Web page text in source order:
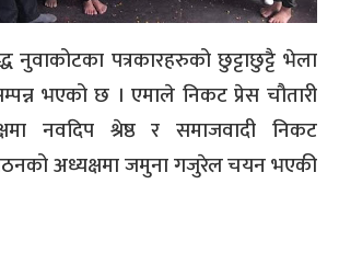
नुवाकोटका पत्रकारहरुको छुट्टाछुट्टै भेला
भएको छ । एमाले निकट प्रेस चौतारी
नवदिप श्रेष्ठ र समाजवादी निकट
अध्यक्षमा जमुना गजुरेल चयन भएकी